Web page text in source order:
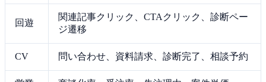
回遊
関連記事クリック、CTAクリック、診断ペー
ジ遷移
CV 問い合わせ、資料請求、診断完了、相談予約